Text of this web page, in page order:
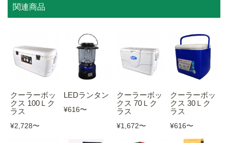
関連商品
クーラーボッ
クス 100Ｌク
ラス
¥2,728〜
LEDランタン
¥616〜
クーラーボッ
クス 70Ｌク
ラス
¥1,672〜
クーラーボッ
クス 30Ｌク
ラス
¥616〜